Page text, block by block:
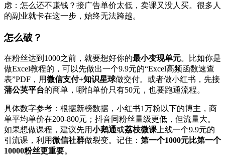
虑：怎么还不赚钱？接广告单价太低，卖课又没人买。很多人
的副业就卡在这一步，始终无法跨越。
怎么破？
在粉丝达到1000之前，就要想好你的最小变现单元。比如你是
做Excel教程的，可以先做出一个9.9元的“Excel高频函数速查
表”PDF，用微信支付+知识星球做交付。或者做小红书，先接
蒲公英平台的商单，哪怕单价只有50元，也要跑通流程。
具体数字参考：根据新榜数据，小红书1万粉以下的博主，商
单平均单价在200-800元；抖音同粉丝量级更低，但流量大。
如果想做课程，建议先用小鹅通或荔枝微课上线一个9.9元的
引流课，利用微信社群做裂变。记住： 第一个1000元比第一个
10000粉丝更重要。